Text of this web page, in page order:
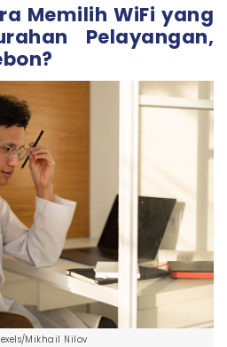
Memilih WiFi yang
Pelayangan,
Mikhail Nilov